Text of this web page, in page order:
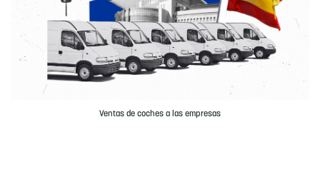
Ventas de coches a las empresas